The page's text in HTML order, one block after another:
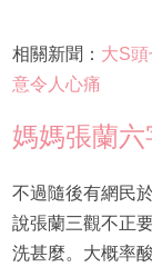
相關新聞： 大S
意令人心痛
媽媽張蘭六
不過隨後有網民
說張蘭三觀不正
洗甚麼。大概率